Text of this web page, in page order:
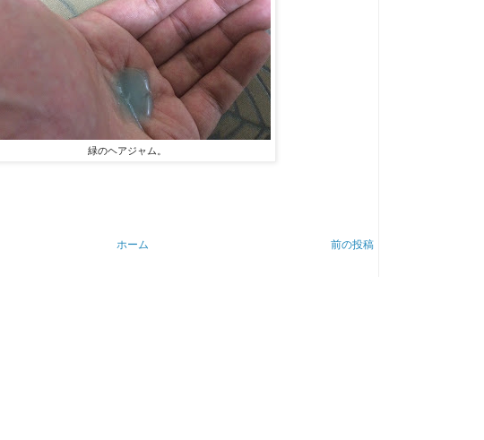
緑のヘアジャム。
前の投稿
ホーム